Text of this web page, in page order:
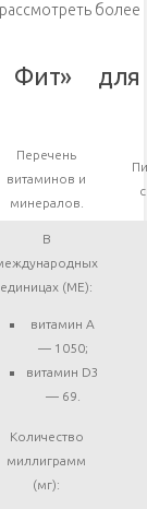
более
Фит» для
Перечень
витаминов и
минералов.
В
единицах (МЕ):
витамин А
— 1050;
витамин D3
— 69.
Количество
миллиграмм
(мг):